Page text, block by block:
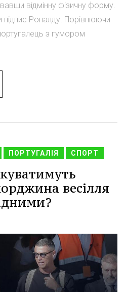
відмінну фізичну форму.
Роналду. Порівнюючи
з гумором
ПОРТУГАЛІЯ СПОРТ
весілля